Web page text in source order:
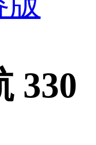
330